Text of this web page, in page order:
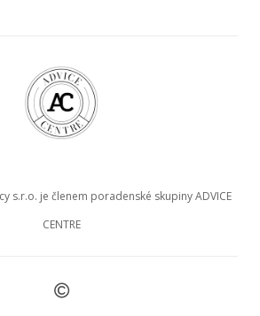
s.r.o. je členem poradenské skupiny ADVICE
CENTRE
©